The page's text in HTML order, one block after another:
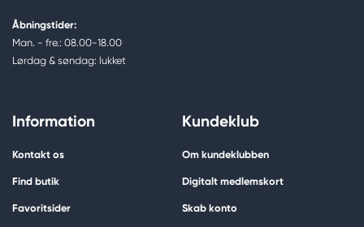
Åbningstider:
Man. - fre.: 08.00-18.00
Lørdag & søndag: lukket
Information
Kontakt os
Find butik
Favoritsider
Kundeklub
Om kundeklubben
Digitalt medlemskort
Skab konto